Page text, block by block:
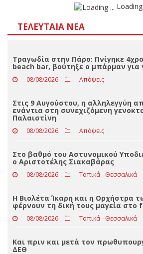
ΤΕΛΕΥΤΑΊΑ ΝΈΑ
Τραγωδία στην Πάρο: Πνίγηκε
beach bar, βούτηξε ο μπάρμαν για
08/08/2026
ενάντια στη συνεχιζόμενη
Παλαιστίνη
08/08/2026 Απόψεις
Στο βαθμό του Αστυνομικού
ο Αριστοτέλης Σιακαβάρας
08/08/2026 Τοπικά - Θεσσαλικά
Η Βιολέτα Ίκαρη και η Ορχήστρα
φέρνουν τη δική τους μαγεία στο